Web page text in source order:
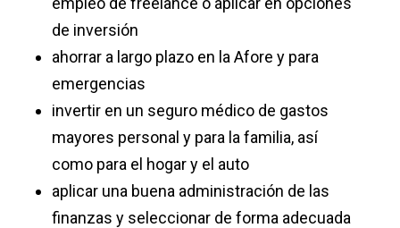
de inversión
ahorrar a largo plazo en la Afore y para
emergencias
invertir en un seguro médico de gastos
mayores personal y para la familia, así
como para el hogar y el auto
aplicar una buena administración de las
finanzas y seleccionar de forma adecuada